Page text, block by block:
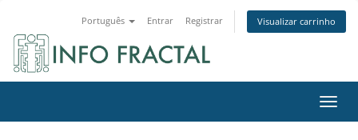
Português Entrar Registrar Visualizar carrinho